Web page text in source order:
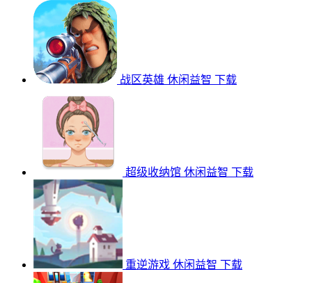
战区英雄 休闲益智 下载
超级收纳馆 休闲益智 下载
重逆游戏 休闲益智 下载